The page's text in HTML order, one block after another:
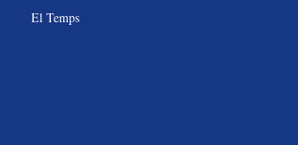
El Temps